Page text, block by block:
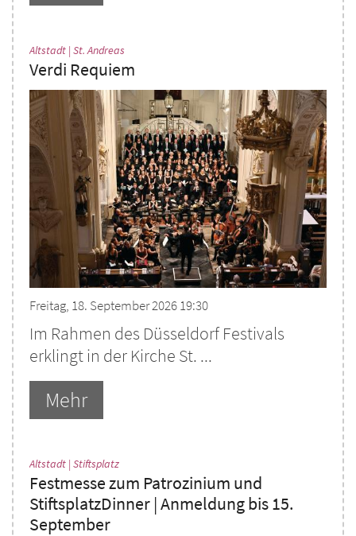
Altstadt | St. Andreas
Verdi Requiem
Freitag, 18. September 2026 19:30
Im Rahmen des Düsseldorf Festivals
erklingt in der Kirche St. ...
Mehr
Altstadt | Stiftsplatz:
Festmesse zum Patrozinium und
StiftsplatzDinner | Anmeldung bis 15.
September